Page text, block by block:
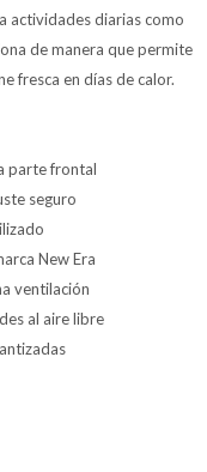
actividades diarias como
de manera que permite
fresca en días de calor.
parte frontal
seguro
New Era
ventilación
al aire libre